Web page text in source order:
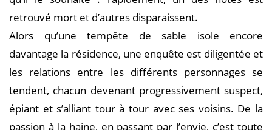
retrouvé mort et d’autres disparaissent.
Alors qu’une tempête de sable isole encore
davantage la résidence, une enquête est diligentée et
les relations entre les différents personnages se
tendent, chacun devenant progressivement suspect,
épiant et s’alliant tour à tour avec ses voisins. De la
passion à la haine, en passant par l’envie, c’est toute